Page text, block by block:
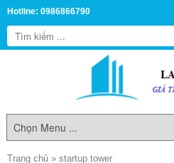
Hotline: 0986866790
Trang chủ » startup tower